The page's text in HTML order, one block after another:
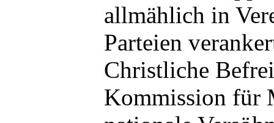
allmählich in
Parteien
Christliche
Kommission für